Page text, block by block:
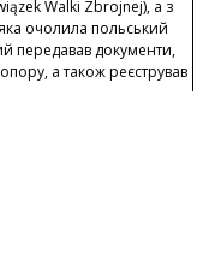
Walki Zbrojnej), а з
очолила польський
передавав документи,
а також реєстрував
р., Зиґмунд був
у в’язниці.
трудових таборів
до львівської
депортації – села